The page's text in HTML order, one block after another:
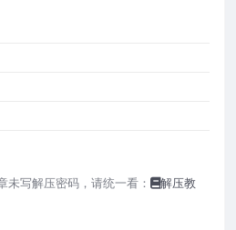
写解压密码，请统一看：
解压教